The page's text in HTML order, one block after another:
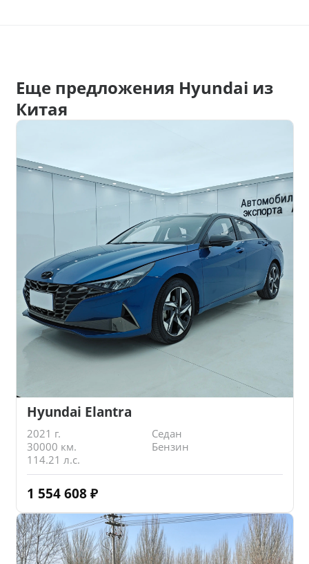
Еще предложения Hyundai из
Китая
Hyundai Elantra
2021 г.
Седан
30000 км.
Бензин
114.21 л.с.
1 554 608 ₽